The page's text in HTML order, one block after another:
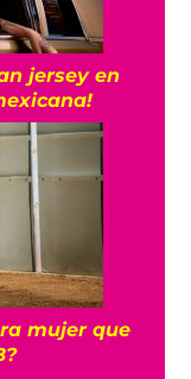
jersey en
mujer que